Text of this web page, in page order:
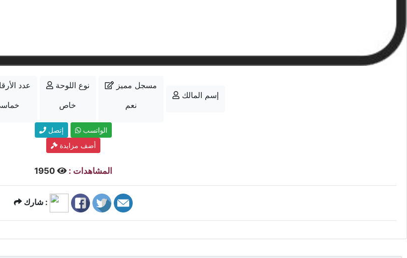
عدد
نوع اللوحة
خاص
مسجل مميز
نعم
إسم المالك
إتصل
الواتسب
أضف مزايدة
المشاهدات :
شارك :